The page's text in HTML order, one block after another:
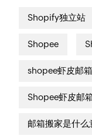
Shopify独立站
Shopee
shopee虾皮邮
Shopee虾皮邮
邮箱搬家是什么